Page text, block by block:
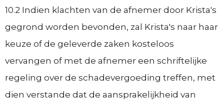
10.2 Indien klachten van de afnemer door Krista's
gegrond worden bevonden, zal Krista's naar haar
keuze of de geleverde zaken kosteloos
vervangen of met de afnemer een schriftelijke
regeling over de schadevergoeding treffen, met
dien verstande dat de aansprakelijkheid van